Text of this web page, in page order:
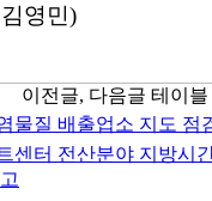
영민)
이전글, 다음글 테이블
물질 배출업소 지도 점
센터 전산분야 지방시